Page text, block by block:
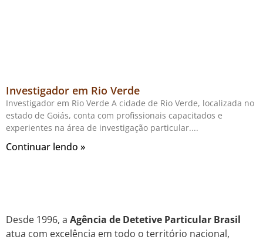
Investigador em Rio Verde
Investigador em Rio Verde A cidade de Rio Verde, localizada no
estado de Goiás, conta com profissionais capacitados e
experientes na área de investigação particular.
Continuar lendo »
Desde 1996, a Agência de Detetive Particular Brasil
atua com excelência em todo o território nacional,